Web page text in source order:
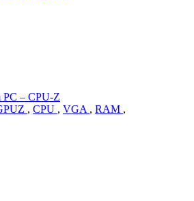
PC – CPU-Z
, CPU , VGA , RAM ,